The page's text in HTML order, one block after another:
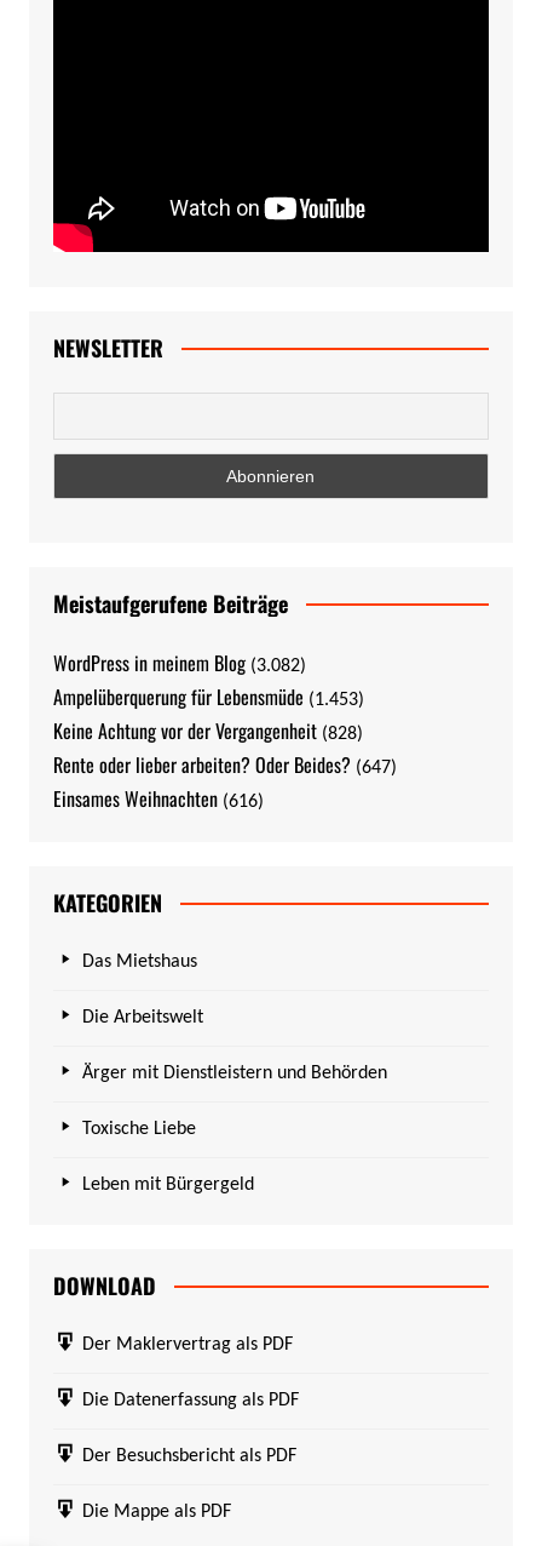
NEWSLETTER
Meistaufgerufene Beiträge
WordPress in meinem Blog (3.082)
Ampelüberquerung für Lebensmüde (1.453)
Keine Achtung vor der Vergangenheit (828)
Rente oder lieber arbeiten? Oder Beides? (647)
Einsames Weihnachten (616)
KATEGORIEN
Das Mietshaus
Die Arbeitswelt
Ärger mit Dienstleistern und Behörden
Toxische Liebe
Leben mit Bürgergeld
DOWNLOAD
Der Maklervertrag als PDF
Die Datenerfassung als PDF
Der Besuchsbericht als PDF
Die Mappe als PDF